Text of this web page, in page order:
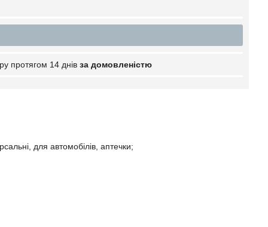
протягом 14 днів за домовленістю
для автомобілів, аптечки;